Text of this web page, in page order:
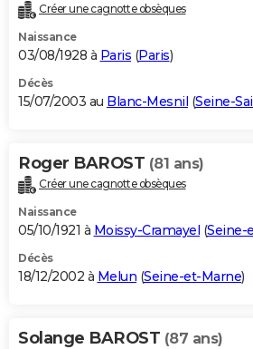
Créer une cagnotte obsèques
Naissance
03/08/1928 à Paris (Paris)
Décès
15/07/2003 au Blanc-Mesnil (Seine-
Roger BAROST (81 ans)
Créer une cagnotte obsèques
Naissance
05/10/1921 à Moissy-Cramayel (Seine-
Décès
18/12/2002 à Melun (Seine-et-Marne)
Solange BAROST (87 ans)